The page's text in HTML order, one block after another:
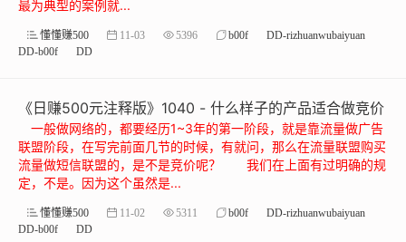
最为典型的案例就...
懂懂赚500 11-03 5396 b00f
DD-rizhuanwubaiyuan
DD-b00f
DD
《日赚500元注释版》1040 - 什么样子的产品适合做竞价
一般做网络的，都要经历1~3年的第一阶段，就是靠流量做广告
联盟阶段，在写完前面几节的时候，有就问，那么在流量联盟购买
流量做短信联盟的，是不是竞价呢？ 我们在上面有过明确的规
定，不是。因为这个虽然是...
懂懂赚500 11-02 5311 b00f
DD-rizhuanwubaiyuan
DD-b00f
DD